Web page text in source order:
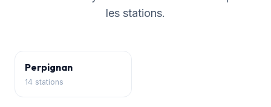
les stations.
Perpignan
14 stations